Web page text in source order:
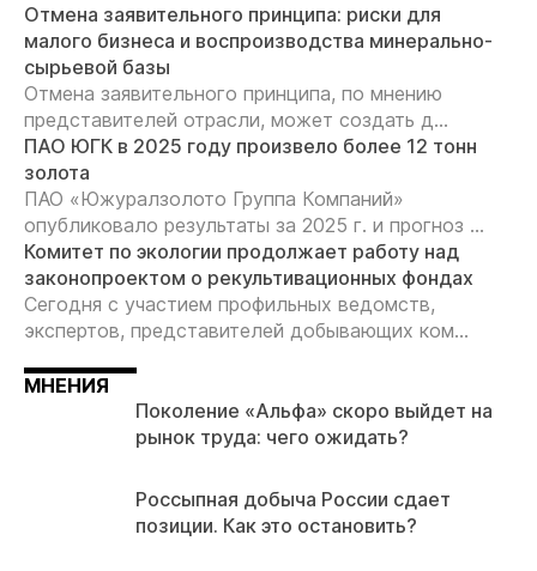
Отмена заявительного принципа: риски для
малого бизнеса и воспроизводства минерально-
сырьевой базы
Отмена заявительного принципа, по мнению
представителей отрасли, может создать д...
ПАО ЮГК в 2025 году произвело более 12 тонн
золота
ПАО «Южуралзолото Группа Компаний»
опубликовало результаты за 2025 г. и прогноз ...
Комитет по экологии продолжает работу над
законопроектом о рекультивационных фондах
Сегодня с участием профильных ведомств,
экспертов, представителей добывающих ком...
МНЕНИЯ
Поколение «Альфа» скоро выйдет на
рынок труда: чего ожидать?
Россыпная добыча России сдает
позиции. Как это остановить?